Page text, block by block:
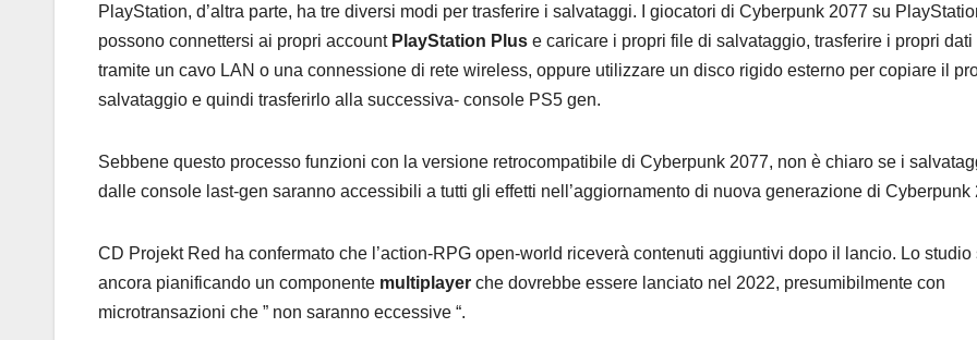
PlayStation, d’altra parte, ha tre diversi modi per trasferire i salvataggi. I giocatori di Cyberpunk 2077 su
possono connettersi ai propri account PlayStation Plus e caricare i propri file di salvataggio, trasferire i propri dati
tramite un cavo LAN o una connessione di rete wireless, oppure utilizzare un disco rigido esterno per copiare il
salvataggio e quindi trasferirlo alla successiva- console PS5 gen.
Sebbene questo processo funzioni con la versione retrocompatibile di Cyberpunk 2077, non è chiaro se i
dalle console last-gen saranno accessibili a tutti gli effetti nell’aggiornamento di nuova generazione di Cyberpunk
CD Projekt Red ha confermato che l’action-RPG open-world riceverà contenuti aggiuntivi dopo il lancio. Lo studio
ancora pianificando un componente multiplayer che dovrebbe essere lanciato nel 2022, presumibilmente con
microtransazioni che ” non saranno eccessive “.
vedremo sui
Galaxy S27?